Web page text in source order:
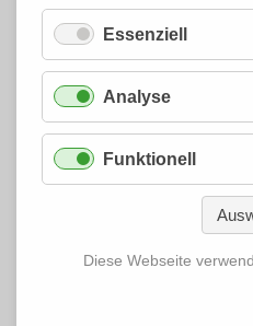
Essenziell
Analyse
Funktionell
Diese Webseite